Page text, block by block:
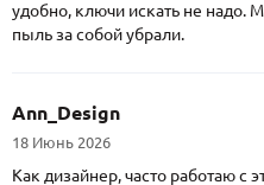
удобно, ключи искать не надо.
пыль за собой убрали.
Ann_Design
18 Июнь 2026
Как дизайнер, часто работаю с